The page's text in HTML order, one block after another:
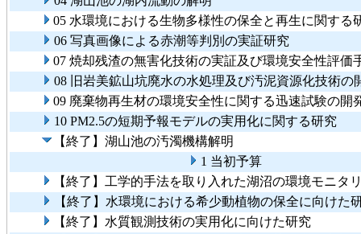
05 水環境における生物多様性の保全と再生に関する
06 写真画像による赤潮等判別の実証研究
07 焼却残渣の無害化技術の実証及び環境安全性評価
08 旧岩美鉱山坑廃水の水処理及び汚泥資源化技術の
09 廃棄物再生材の環境安全性に関する迅速試験の
10 PM2.5の短期予報モデルの実用化に関する研究
【終了】湖山池の汚濁機構解明
1 当初予算
【終了】工学的手法を取り入れた湖沼の環境モニタ
【終了】水環境における希少動植物の保全に向けた
【終了】水質観測技術の実用化に向けた研究